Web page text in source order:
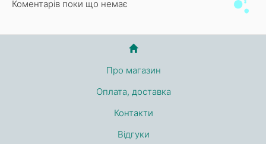
Коментарів поки що немає
Про магазин
Оплата, доставка
Контакти
Відгуки